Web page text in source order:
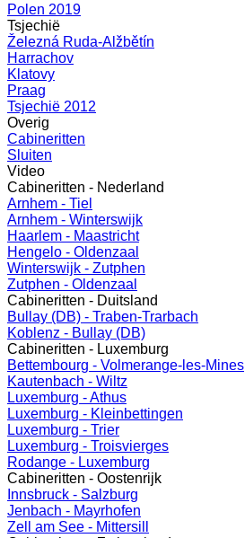
Polen 2019
Tsjechië
Železná Ruda-Alžbětín
Harrachov
Klatovy
Praag
Tsjechië 2012
Overig
Cabineritten
Sluiten
Video
Cabineritten - Nederland
Arnhem - Tiel
Arnhem - Winterswijk
Haarlem - Maastricht
Hengelo - Oldenzaal
Winterswijk - Zutphen
Zutphen - Oldenzaal
Cabineritten - Duitsland
Bullay (DB) - Traben-Trarbach
Koblenz - Bullay (DB)
Cabineritten - Luxemburg
Bettembourg - Volmerange-les-Mines
Kautenbach - Wiltz
Luxemburg - Athus
Luxemburg - Kleinbettingen
Luxemburg - Trier
Luxemburg - Troisvierges
Rodange - Luxemburg
Cabineritten - Oostenrijk
Innsbruck - Salzburg
Jenbach - Mayrhofen
Zell am See - Mittersill